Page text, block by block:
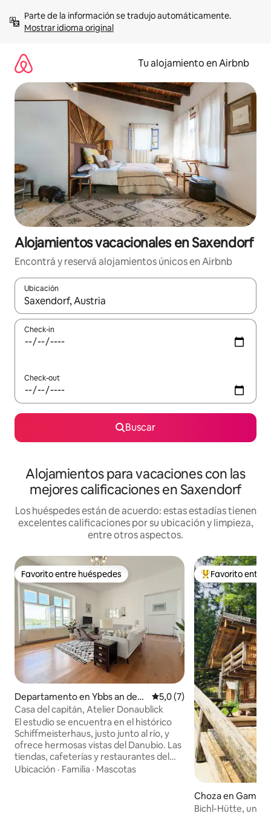
contenidoMostrar idioma original
Tu alojamiento en Airbnb
Alojamientos vacacionales en Saxendorf
Encontrá y reservá alojamientos únicos en Airbnb
Ubicación
Cuando los resultados estén disponibles, navegá con las
Check-in
Check-out
Buscar
Alojamientos para vacaciones con las
mejores calificaciones en Saxendorf
Los huéspedes están de acuerdo: estas estadías tienen
excelentes calificaciones por su ubicación y limpieza,
entre otros aspectos.
Favorito entre huéspedes
Favorito entre huéspedes
Departamento en Ybbs an der
Donau
Calificación promedio: 5,0
5,0 (7)
Casa del capitán, Atelier Donaublick
El estudio se encuentra en el histórico
Schiffmeisterhaus, justo junto al río, y
ofrece hermosas vistas del Danubio. Las
tiendas, cafeterías y restaurantes del
centro histórico de la ciudad están a
Ubicación · Familia · Mascotas
Favorito entre
Favorito entre
Choza en Gaming
Bichl-Hütte, una